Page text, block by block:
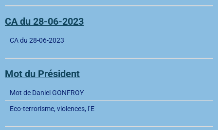
CA du 28-06-2023
CA du 28-06-2023
Mot du Président
Mot de Daniel GONFROY
Eco-terrorisme, violences, l’E